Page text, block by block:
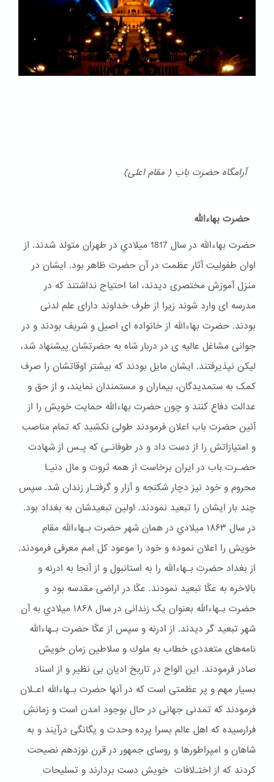
آرامگاه حضرت باب ( مقام اعلی)
حضرت بهاءالله
حضرت بهاءالله در سال 1817 ميلادي در طهران متولد شدند. از
اوان طفولیت آثار عظمت در آن حضرت ظاهر بود. ایشان در
منزل آموزش مختصری دیدند، اما احتیاج نداشتند که در
مدرسه ای وارد شوند زیرا از طرف خداوند دارای علم لدنی
بودند. حضرت بهاءالله از خانواده ای اصیل و شریف بودند و در
جوانی مشاغل عالیه ی در دربار شاه به حضرتشان پیشنهاد شد،
لیکن نپذیرفتند. ایشان مایل بودند که بیشتر اوقاتشان را صرف
کمک به ستمدیدگان، بیماران و مستمندان نمایند، و از حق و
عدالت دفاع کنند و چون حضرت بهاءالله حمایت خویش را از
آئین حضرت باب اعلان فرمودند طولی نکشید که تمام مناصب
و امتیازاتش را از دست داد و در طوفانـی که پـس از شهادت
حضـرت باب در ایران برخاست از همه ثروت و مال دنیـا
محروم و خود نیز دچار شكنجه و آزار و گرفتـار زندان شد. سپس
چند بار ایشان را تبعید نمودند. اولین تبعیدشان به بغداد بود.
در سال ۱۸۶۳ ميلادي در همان شهر حضرت بـهاءالله مقام
خويش را اعلان نموده و خود را موعود کل امم معرفی فرمودند.
از بغداد حضرت بـهاءالله را به استانبول و از آنجا به ادرنه و
بالاخره به عکّا تبعید نمودند. عکّا در اراضی مقدسه بود و
حضرت بـهاءالله بعنوان یک زندانی در سال ۱۸۶۸ ميلادي به آن
شهر تبعيد گر ديدند. از ادرنه و سپس از عکّا حضرت بـهاءالله
نامه‌های متعددی خطاب به ملوك و سلاطین زمان خویش
صادر فرمودند. این الواح در تاریخ ادیان بی نظیر و از اسناد
بسیار مهم و پر عظمتی است که در آنها حضرت بـهاءالله اعـلان
فرمودند که تمدنی جهانی در حال بوجود امدن است و زمانش
فرارسیده که اهل عالم بسرا پرده وحدت و یگانگی درآیند و به
شاهان و امپراطورها و روسای جمهور در قرن نوزدهم نصیحت
کردند که از اختـﻻفات خویش دست بردارند و تسلیحات